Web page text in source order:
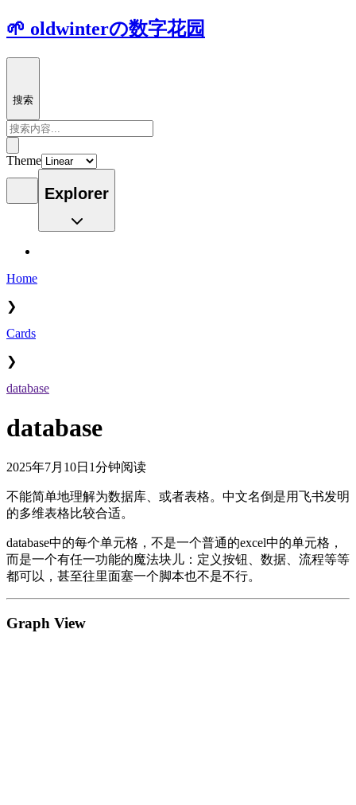
🌱 oldwinterの数字花园
搜索
Theme
Explorer
Home
❯
Cards
❯
database
database
2025年7月10日 1分钟阅读
不能简单地理解为数据库、或者表格。中文名倒是用飞书发明
的多维表格比较合适。
database中的每个单元格，不是一个普通的excel中的单元格，
而是一个有任一功能的魔法块儿：定义按钮、数据、流程等等
都可以，甚至往里面塞一个脚本也不是不行。
Graph View